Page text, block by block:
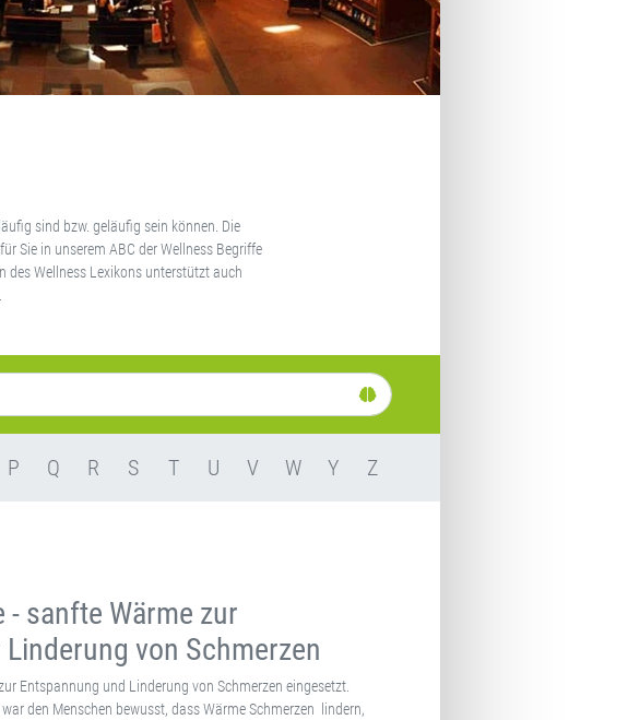
sind bzw. geläufig sein können. Die
Sie in unserem ABC der Wellness Begriffe
des Wellness Lexikons unterstützt auch
P Q R S T U V W Y Z
sanfte Wärme zur
von Schmerzen
Entspannung und Linderung von Schmerzen eingesetzt.
den Menschen bewusst, dass Wärme Schmerzen lindern,